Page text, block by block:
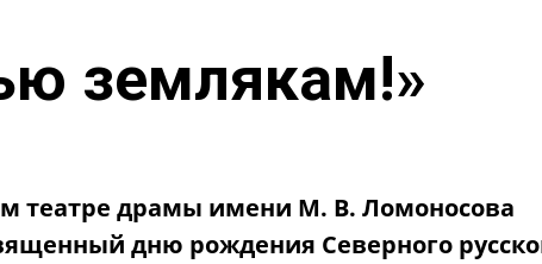
землякам!»
театре драмы имени М. В. Ломоносова
дню рождения Северного